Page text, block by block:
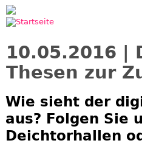
Jump to navigation
10.05.2016 |
Thesen zur
Wie sieht der
aus? Folgen Sie
Deichtorhallen